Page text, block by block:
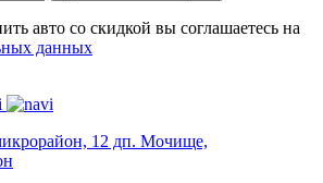
авто со скидкой вы соглашаетесь на
данных
12 дп. Мочище,